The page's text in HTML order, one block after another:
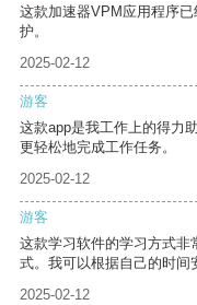
这款加速器VPM应用程序
护。
2025-02-12
游客
这款app是我工作上的得力
更轻松地完成工作任务。
2025-02-12
游客
这款学习软件的学习方式非
式。我可以根据自己的时间
2025-02-12